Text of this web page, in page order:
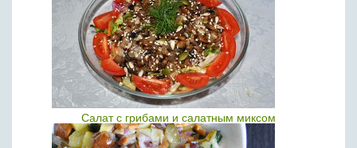
Салат с грибами и салатным миксом